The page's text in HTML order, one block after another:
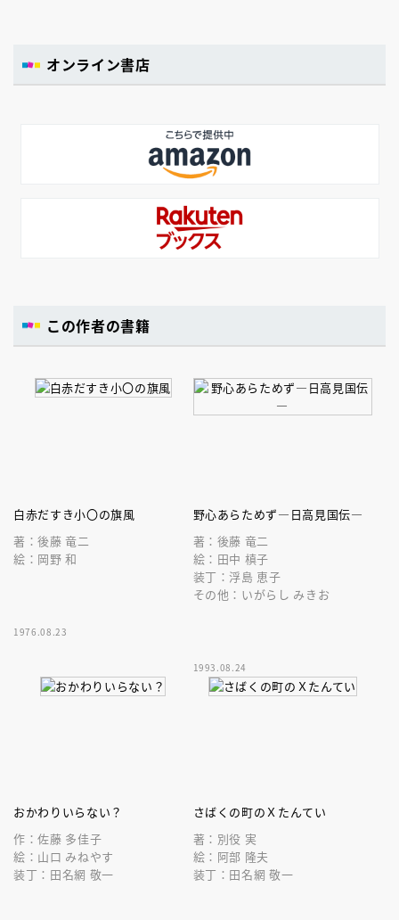
オンライン書店
この作者の書籍
白赤だすき小〇の旗風
著：後藤 竜二
絵：岡野 和
1976.08.23
野心あらためず―日高見国伝―
著：後藤 竜二
絵：田中 槙子
装丁：浮島 恵子
その他：いがらし みきお
1993.08.24
おかわりいらない？
作：佐藤 多佳子
絵：山口 みねやす
装丁：田名網 敬一
さばくの町のＸたんてい
著：別役 実
絵：阿部 隆夫
装丁：田名網 敬一